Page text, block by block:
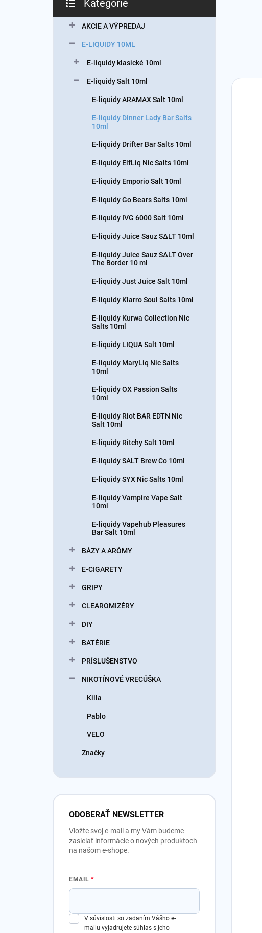
kategórie
Kategórie
AKCIE A VÝPREDAJ
E-LIQUIDY 10ML
E-liquidy klasické 10ml
E-liquidy Salt 10ml
E-liquidy ARAMAX Salt 10ml
E-liquidy Dinner Lady Bar Salts
10ml
E-liquidy Drifter Bar Salts 10ml
E-liquidy ElfLiq Nic Salts 10ml
E-liquidy Emporio Salt 10ml
E-liquidy Go Bears Salts 10ml
E-liquidy IVG 6000 Salt 10ml
E-liquidy Juice Sauz SΔLT 10ml
E-liquidy Juice Sauz SΔLT Over
The Border 10 ml
E-liquidy Just Juice Salt 10ml
E-liquidy Klarro Soul Salts 10ml
E-liquidy Kurwa Collection Nic
Salts 10ml
E-liquidy LIQUA Salt 10ml
E-liquidy MaryLiq Nic Salts
10ml
E-liquidy OX Passion Salts
10ml
E-liquidy Riot BAR EDTN Nic
Salt 10ml
E-liquidy Ritchy Salt 10ml
E-liquidy SALT Brew Co 10ml
E-liquidy SYX Nic Salts 10ml
E-liquidy Vampire Vape Salt
10ml
E-liquidy Vapehub Pleasures
Bar Salt 10ml
BÁZY A ARÓMY
E-CIGARETY
GRIPY
CLEAROMIZÉRY
DIY
BATÉRIE
PRÍSLUŠENSTVO
NIKOTÍNOVÉ VRECÚŠKA
Killa
Pablo
VELO
Značky
ODOBERAŤ NEWSLETTER
Vložte svoj e-mail a my Vám budeme
zasielať informácie o nových produktoch
na našom e-shope.
EMAIL
V súvislosti so zadaním Vášho e-
mailu vyjadrujete súhlas s jeho